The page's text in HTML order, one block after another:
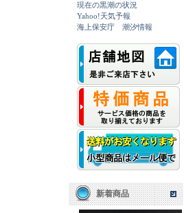
現在の黒潮の状況
Yahoo!天気予報
海上保安庁 潮汐情報
新着商品